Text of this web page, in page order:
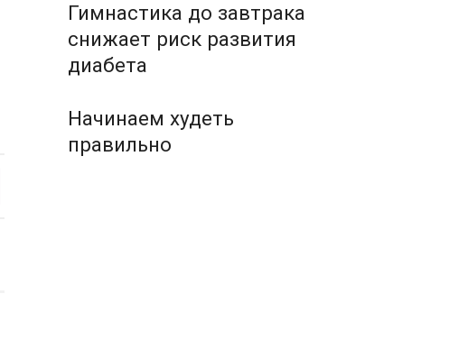
Гимнастика до завтрака
снижает риск развития
диабета
Начинаем худеть
правильно